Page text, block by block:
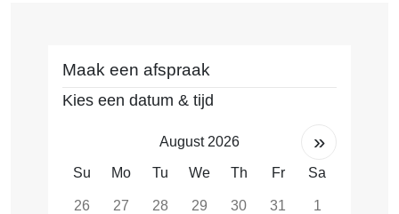
Maak een afspraak
Kies een datum & tijd
August 2026 »
Su Mo Tu We Th Fr Sa
26 27 28 29 30 31 1